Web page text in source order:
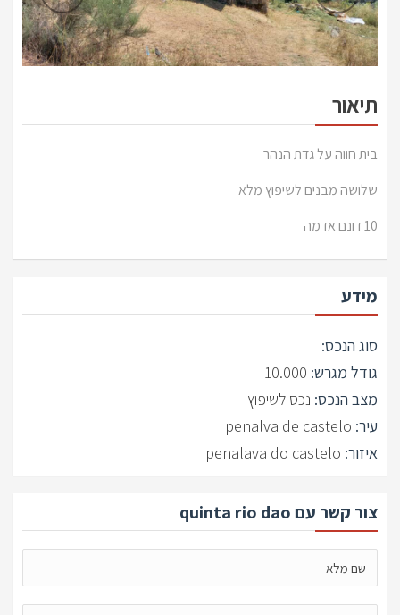
תיאור
בית חווה על גדת הנהר
שלושה מבנים לשיפוץ מלא
10 דונם אדמה
מידע
סוג הנכס:
גודל מגרש: 10.000
מצב הנכס: נכס לשיפוץ
עיר: penalva de castelo
איזור: penalava do castelo
צור קשר עם quinta rio dao